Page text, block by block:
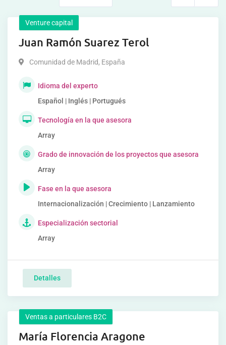
Venture capital
Juan Ramón Suarez Terol
Comunidad de Madrid, España
Idioma del experto
Español | Inglés | Portugués
Tecnología en la que asesora
Array
Grado de innovación de los proyectos que asesora
Array
Fase en la que asesora
Internacionalización | Crecimiento | Lanzamiento
Especialización sectorial
Array
Detalles
Ventas a particulares B2C
María Florencia Aragone